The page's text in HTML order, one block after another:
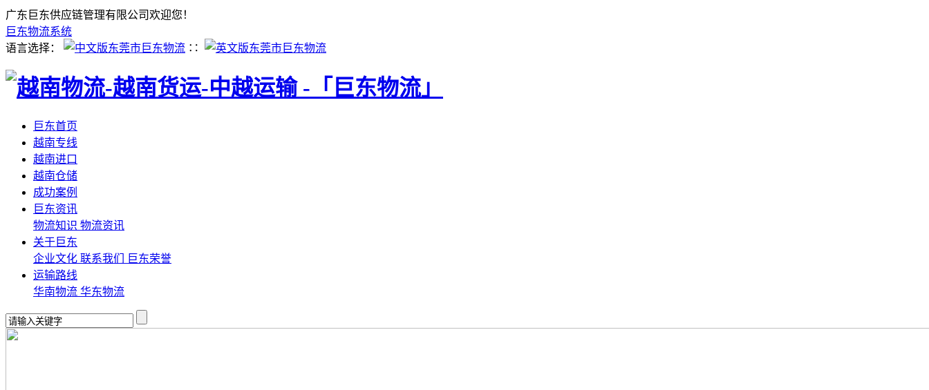
广东巨东供应链管理有限公司欢迎您！
巨东物流系统
语言选择：
∷
巨东首页
越南专线
越南进口
越南仓储
成功案例
巨东资讯
物流知识 物流资讯
关于巨东
企业文化 联系我们
巨东荣誉
运输路线
华南物流 华东物流